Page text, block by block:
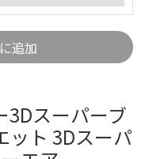
追加
3Dスーパーブ
ット 3Dスーパ